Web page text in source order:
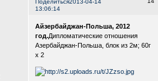
Поделиться2013-04-14
13:06:14
Айзербайджан-Польша, 2012
год.Дипломатические отношения
Азербайджан-Польша, блок из 2м; 60г
х 2